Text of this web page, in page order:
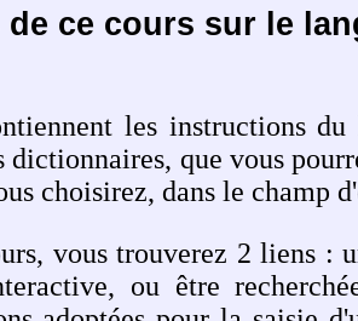
ce cours sur le
les instructions
dictionnaires, que vous
choisirez, dans le champ
vous trouverez 2 liens :
ou être